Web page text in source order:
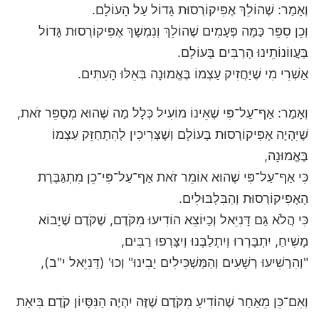
וְאָמַר: שֶׁהוֹלֵךְ אֶפִּיקוֹרְסוּת גָּדוֹל עַל הָעוֹלָם.
וְכֵן סִפֵּר כַּמָּה פְּעָמִים שֶׁהוֹלֵךְ וְנִמְשָׁךְ אֶפִּיקוֹרְסוּת גָּדוֹל
בַּעֲווֹנוֹתֵינוּ הָרַבִּים בָּעוֹלָם.
אַשְׁרֵי מִי שֶׁיַּחֲזִיק עַצְמוֹ בֶּאֱמוּנָה בְּאֵלּוּ הָעִתִּים.
וְאָמַר: אַף־עַל־פִּי שֶׁאֵינוֹ מוֹעִיל כְּלָל מַה שֶּׁהוּא מְסַפֵּר זֹאת,
שֶׁיִּהְיֶה אֶפִּיקוֹרְסוּת בָּעוֹלָם וְשֶׁצְּרִיכִין לְהִתְחַזֵּק עַצְמוֹ
בֶּאֱמוּנָה,
כִּי אַף־עַל־פִּי שֶׁהוּא אוֹמֵר זֹאת אַף־עַל־פִּי־כֵן מִתְגַּבֶּרֶת
הָאֶפִּיקוֹרְסוּת וְהַבִּלְבּוּלִים.
כִּי הֲלֹא גַּם דָּנִיֵּאל וְכַיּוֹצֵא הוֹדִיעוּ מִקֹּדֶם, שֶׁקֹּדֶם שֶׁיָּבוֹא
מָשִׁיחַ, יִתְבָּרְרוּ וְיִתְלַבְּנוּ וְיִצָּרְפוּ רַבִּים,
"וְהִרְשִׁיעוּ רְשָׁעִים וְהַמַּשְׁכִּילִים יָבִינוּ" וְכוּ' (דָּנִיֵּאל י"ב),
וְאִם־כֵּן מֵאַחַר שֶׁהוֹדִיעַ מִקֹּדֶם שֶׁזֶּה יִהְיֶה הַנִּסָּיוֹן קֹדֶם בִּיאַת